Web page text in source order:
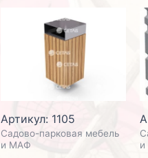
Артикул: 1105
Садово-парковая мебель
и МАФ